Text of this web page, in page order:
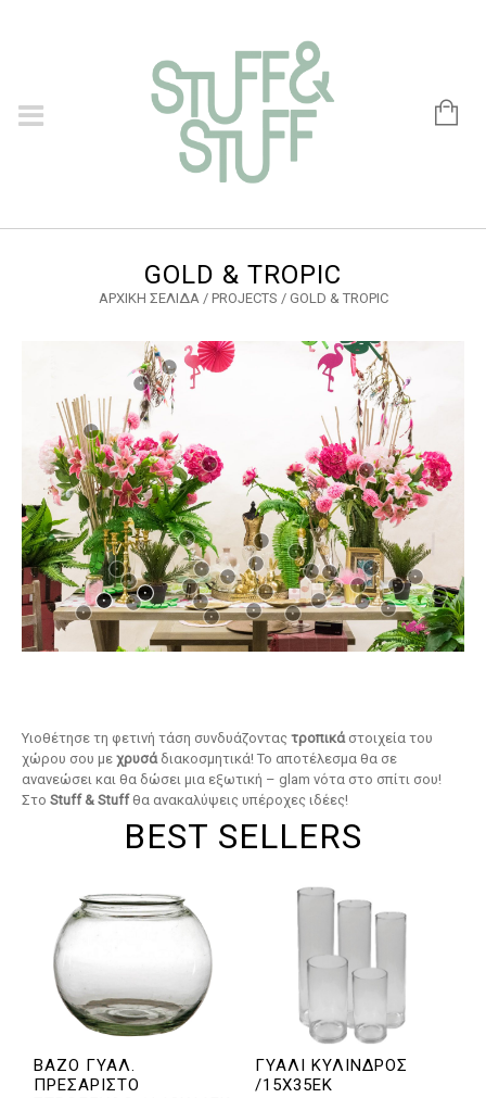
GOLD & TROPIC
ΑΡΧΙΚΉ ΣΕΛΊΔΑ / PROJECTS / GOLD & TROPIC
Υιοθέτησε τη φετινή τάση συνδυάζοντας τροπικά στοιχεία του
χώρου σου με χρυσά διακοσμητικά! Το αποτέλεσμα θα σε
ανανεώσει και θα δώσει μια εξωτική – glam νότα στο σπίτι σου!
Στο Stuff & Stuffθα ανακαλύψεις υπέροχες ιδέες!
BEST SELLERS
ΒΑΖΟ ΓΥΑΛ.
ΠΡΕΣΑΡΙΣΤΟ
ΓΥΑΛΙ ΚΥΛΙΝΔΡΟΣ
/15Χ35ΕΚ